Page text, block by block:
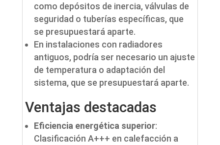
como depósitos de inercia, válvulas de
seguridad o tuberías específicas, que
se presupuestará aparte.
En instalaciones con radiadores
antiguos, podría ser necesario un ajuste
de temperatura o adaptación del
sistema, que se presupuestará aparte.
Ventajas destacadas
Eficiencia energética superior:
Clasificación A+++ en calefacción a